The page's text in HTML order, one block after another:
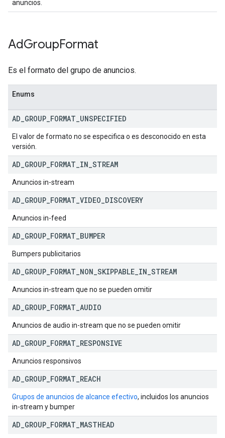
anuncios.
AdGroupFormat
Es el formato del grupo de anuncios.
Enums
AD GROUP FORMAT UNSPECIFIED
El valor de formato no se especifica o es desconocido en esta
versión.
AD GROUP FORMAT IN STREAM
Anuncios in-stream
AD GROUP FORMAT VIDEO DISCOVERY
Anuncios in-feed
AD GROUP FORMAT BUMPER
Bumpers publicitarios
AD GROUP FORMAT NON SKIPPABLE IN STREAM
Anuncios in-stream que no se pueden omitir
AD GROUP FORMAT AUDIO
Anuncios de audio in-stream que no se pueden omitir
AD GROUP FORMAT RESPONSIVE
Anuncios responsivos
AD GROUP FORMAT REACH
Grupos de anuncios de alcance efectivo, incluidos los anuncios
in-stream y bumper
AD GROUP FORMAT MASTHEAD